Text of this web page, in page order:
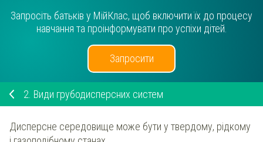
Запросіть батьків у МійКлас, щоб включити їх до процесу
навчання та проінформувати про успіхи дітей.
Запросити
2. Види грубодисперсних систем
Дисперсне середовище може бути у твердому, рідкому